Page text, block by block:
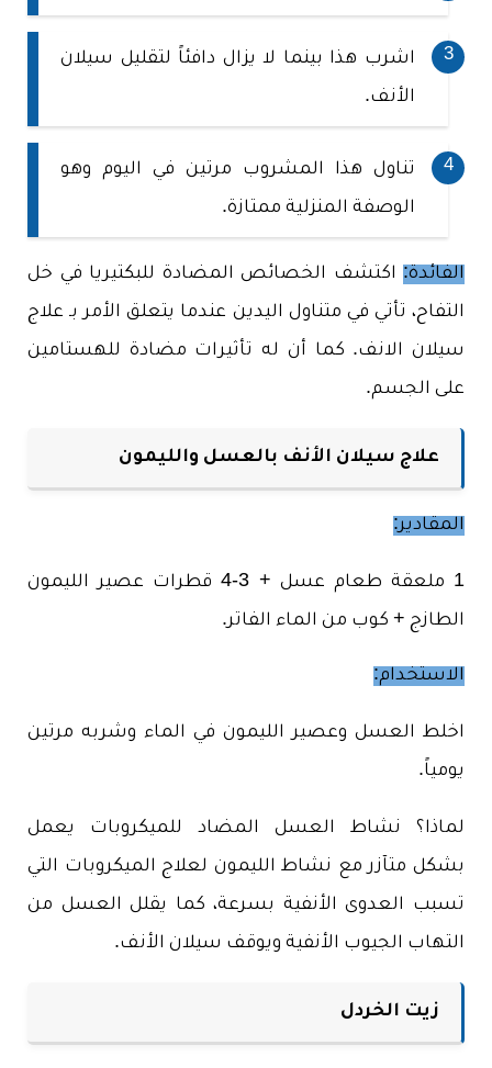
اشرب هذا بينما لا يزال دافئاً لتقليل سيلان
الأنف.
تناول هذا المشروب مرتين في اليوم وهو
الوصفة المنزلية ممتازة.
الفائدة: اكتشف الخصائص المضادة للبكتيريا في خل
التفاح، تأتي في متناول اليدين عندما يتعلق الأمر بـ علاج
سيلان الانف. كما أن له تأثيرات مضادة للهستامين
على الجسم.
علاج سيلان الأنف بالعسل والليمون
المقادير:
1 ملعقة طعام عسل + 3-4 قطرات عصير الليمون
الطازج + كوب من الماء الفاتر.
الاستخدام:
اخلط العسل وعصير الليمون في الماء وشربه مرتين
يومياً.
لماذا؟ نشاط العسل المضاد للميكروبات يعمل
بشكل متآزر مع نشاط الليمون لعلاج الميكروبات التي
تسبب العدوى الأنفية بسرعة، كما يقلل العسل من
التهاب الجيوب الأنفية ويوقف سيلان الأنف.
زيت الخردل